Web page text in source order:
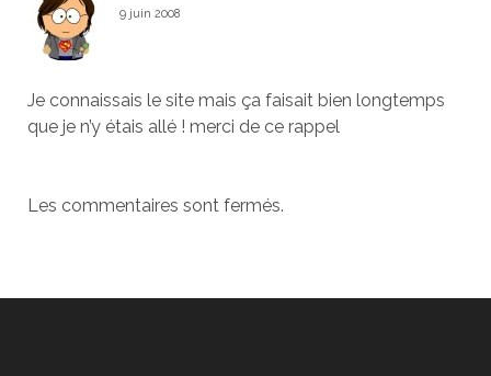
9 juin 2008
Je connaissais le site mais ça faisait bien longtemps
que je n’y étais allé ! merci de ce rappel
Les commentaires sont fermés.